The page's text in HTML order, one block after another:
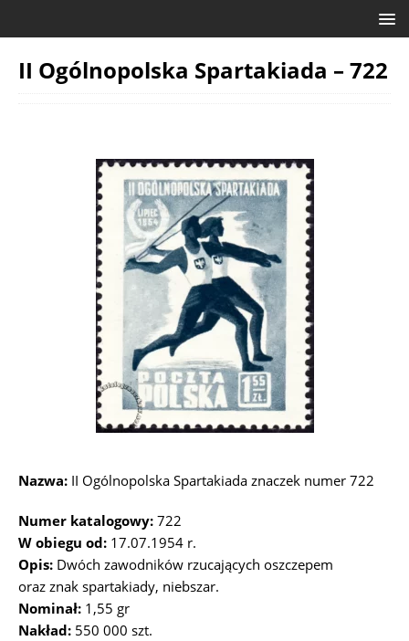
II Ogólnopolska Spartakiada – 722
Nazwa: II Ogólnopolska Spartakiada znaczek numer 722
Numer katalogowy: 722
W obiegu od: 17.07.1954 r.
Opis: Dwóch zawodników rzucających oszczepem
oraz znak spartakiady, niebszar.
Nominał: 1,55 gr
Nakład: 550 000 szt.